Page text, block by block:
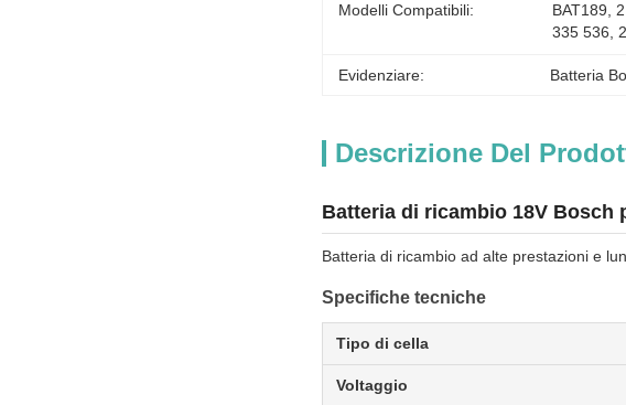
Modelli Compatibili:
BAT189,
335 536,
Evidenziare: Batteria
Descrizione Del
Batteria di ricambio 18V Bosch
Batteria di ricambio ad alte prestazioni e
Specifiche tecniche
Tipo di cella
Voltaggio